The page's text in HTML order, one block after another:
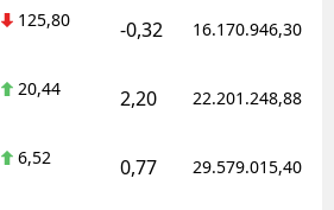
125,80 -0,32 16.170.946,30
20,44 2,20 22.201.248,88
6,52 0,77 29.579.015,40